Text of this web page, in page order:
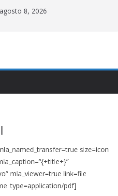
8, 2026
size=icon
mla_viewer=true link=file
pdf]